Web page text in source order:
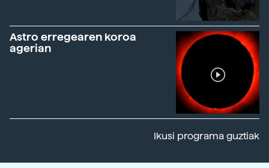
Astro erregearen koroa
agerian
Ikusi programa guztiak